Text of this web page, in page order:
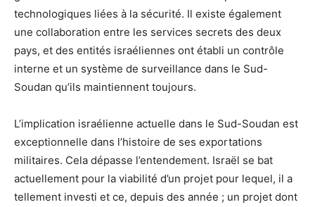
technologiques liées à la sécurité. Il existe également
une collaboration entre les services secrets des deux
pays, et des entités israéliennes ont établi un contrôle
interne et un système de surveillance dans le Sud-
Soudan qu’ils maintiennent toujours.
L’implication israélienne actuelle dans le Sud-Soudan est
exceptionnelle dans l’histoire de ses exportations
militaires. Cela dépasse l’entendement. Israël se bat
actuellement pour la viabilité d’un projet pour lequel, il a
tellement investi et ce, depuis des année ; un projet dont